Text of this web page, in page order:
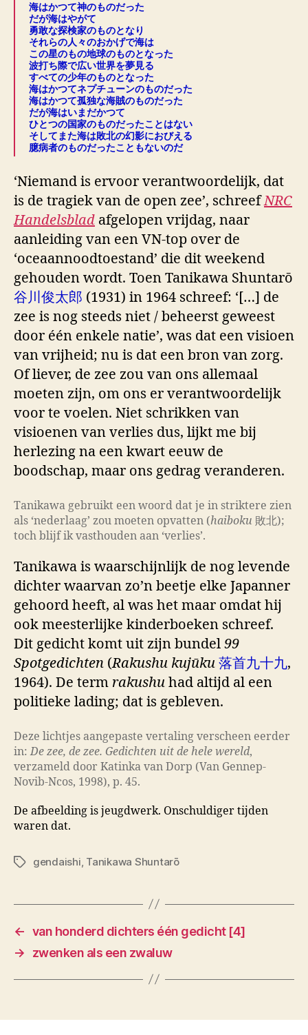
海はかつて神のものだった
だが海はやがて
勇敢な探検家のものとなり
それらの人々のおかげで海は
この星のもの地球のものとなった
波打ち際で広い世界を夢見る
すべての少年のものとなった
海はかつてネプチューンのものだった
海はかつて孤独な海賊のものだった
だが海はいまだかつて
ひとつの国家のものだったことはない
そしてまた海は敗北の幻影におびえる
臆病者のものだったこともないのだ
‘Niemand is ervoor verantwoordelijk, dat
is de tragiek van de open zee’, schreefNRC
Handelsblad afgelopen vrijdag, naar
aanleiding van een VN-top over de
‘oceaannoodtoestand’ die dit weekend
gehouden wordt. Toen Tanikawa Shuntarō
谷川俊太郎 (1931) in 1964 schreef: ‘[…] de
zee is nog steeds niet / beheerst geweest
door één enkele natie’, was dat een visioen
van vrijheid; nu is dat een bron van zorg.
Of liever, de zee zou van ons allemaal
moeten zijn, om ons er verantwoordelijk
voor te voelen. Niet schrikken van
visioenen van verlies dus, lijkt me bij
herlezing na een kwart eeuw de
boodschap, maar ons gedrag veranderen.
Tanikawa gebruikt een woord dat je in striktere zien
als ‘nederlaag’ zou moeten opvatten (haiboku 敗北);
toch blijf ik vasthouden aan ‘verlies’.
Tanikawa is waarschijnlijk de nog levende
dichter waarvan zo’n beetje elke Japanner
gehoord heeft, al was het maar omdat hij
ook meesterlijke kinderboeken schreef.
Dit gedicht komt uit zijn bundel 99
Spotgedichten (Rakushu kujūku 落首九十九,
1964). De term rakushu had altijd al een
politieke lading; dat is gebleven.
Deze lichtjes aangepaste vertaling verscheen eerder
in:De zee, de zee. Gedichten uit de hele wereld,
verzameld door Katinka van Dorp (Van Gennep-
Novib-Ncos, 1998), p. 45.
De afbeelding is jeugdwerk. Onschuldiger tijden
waren dat.
Tagsgendaishi, Tanikawa Shuntarō
← van honderd dichters één gedicht [4]
→
zwenken als een zwaluw